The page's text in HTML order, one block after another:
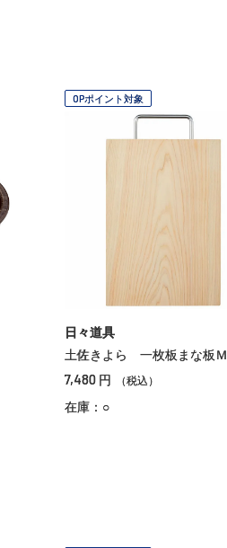
OPポイント対象
日々道具
土佐きよら 一枚板まな板Ｍ
7,480 円 （税込）
在庫：○